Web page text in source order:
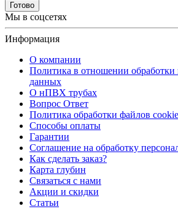
Готово
Мы в соцсетях
Информация
О компании
Политика в отношении обработки
данных
О нПВХ трубах
Вопрос Ответ
Политика обработки файлов cookie
Способы оплаты
Гарантии
Соглашение на обработку
Как сделать заказ?
Карта глубин
Связаться с нами
Акции и скидки
Статьи